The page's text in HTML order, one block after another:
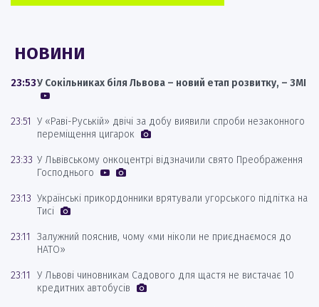
НОВИНИ
23:53У Сокільниках біля Львова – новий етап розвитку, – ЗМІ
23:51 У «Раві-Руській» двічі за добу виявили спроби незаконного
переміщення цигарок
23:33 У Львівському онкоцентрі відзначили свято Преображення
Господнього
23:13 Українські прикордонники врятували угорського підлітка на
Тисі
23:11
Залужний пояснив, чому «ми ніколи не приєднаємося до
НАТО»
23:11
У Львові чиновникам Садового для щастя не вистачає 10
кредитних автобусів